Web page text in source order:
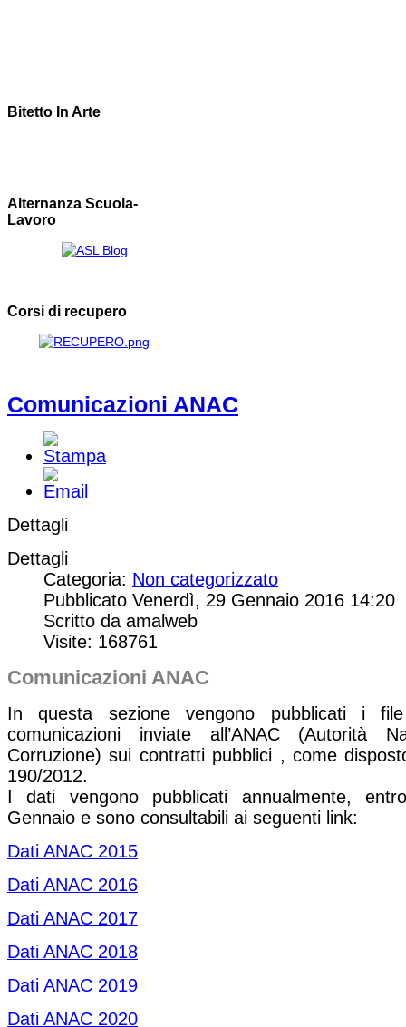
Bitetto In Arte
Alternanza Scuola-
Lavoro
Corsi di recupero
Comunicazioni ANAC
Dettagli
Dettagli
Categoria: Non categorizzato
Pubblicato Venerdì, 29 Gennaio 2016 14:20
Scritto da amalweb
Visite: 168761
Comunicazioni ANAC
In questa sezione vengono pubblicati i
comunicazioni inviate all’ANAC (Autorità
Corruzione) sui contratti pubblici , come
190/2012.
I dati vengono pubblicati annualmente,
Gennaio e sono consultabili ai seguenti link:
Dati ANAC 2015
Dati ANAC 2016
Dati ANAC 2017
Dati ANAC 2018
Dati ANAC 2019
Dati ANAC 2020